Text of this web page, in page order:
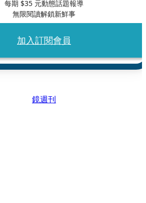
每期 $35 元動態話題報導
無限閱讀解鎖新鮮事
加入訂閱會員
鏡週刊